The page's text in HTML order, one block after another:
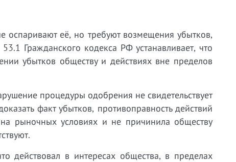
оспаривают её, но требуют возмещения убытков,
Гражданского кодекса РФ устанавливает, что
убытков обществу и действиях вне пределов
процедуры одобрения не свидетельствует
факт убытков, противоправность действий
рыночных условиях и не причинила обществу
действовал в интересах общества, в пределах